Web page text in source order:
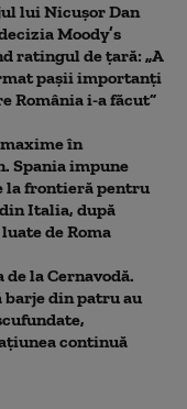
lui Nicușor Dan
Moody’s
ratingul de țară: „A
pașii importanți
România i-a făcut”
în
Spania impune
la frontieră pentru
Italia, după
de Roma
de la Cernavodă.
barje din patru au
continuă